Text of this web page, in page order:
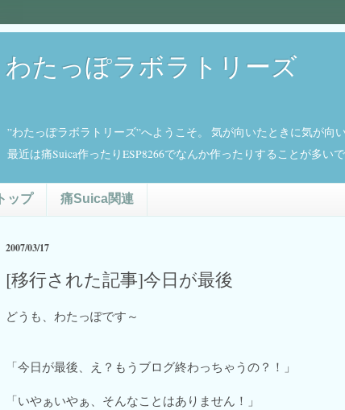
わたっぽラボラトリーズ
”わたっぽラボラトリーズ”へようこそ。 気が向いたときに気が向
最近は痛Suica作ったりESP8266でなんか作ったりすることが多いで
トップ 痛Suica関連
2007/03/17
[移行された記事]今日が最後
どうも、わたっぽです～
「今日が最後、え？もうブログ終わっちゃうの？！」
「いやぁいやぁ、そんなことはありません！」